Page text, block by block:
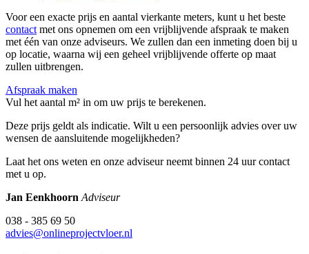
Voor een exacte prijs en aantal vierkante meters, kunt u het beste
contact met ons opnemen om een vrijblijvende afspraak te maken
met één van onze adviseurs. We zullen dan een inmeting doen bij u
op locatie, waarna wij een geheel vrijblijvende offerte op maat
zullen uitbrengen.
Afspraak maken
Vul het aantal m² in om uw prijs te berekenen.
Deze prijs geldt als indicatie. Wilt u een persoonlijk advies over uw
wensen de aansluitende mogelijkheden?
Laat het ons weten en onze adviseur neemt binnen 24 uur contact
met u op.
Jan Eenkhoorn Adviseur
038 - 385 69 50
advies@onlineprojectvloer.nl